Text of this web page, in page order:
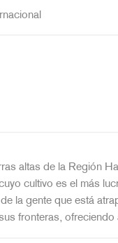
altas de la Región
cultivo es el más
la gente que está
fronteras,